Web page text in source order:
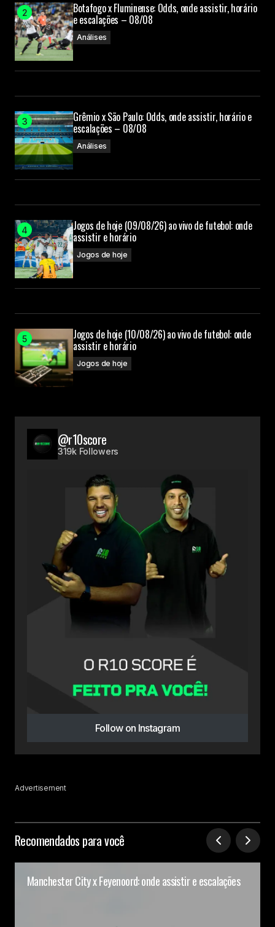
Botafogo x Fluminense: Odds, onde assistir, horário
e escalações – 08/08
Análises
Grêmio x São Paulo: Odds, onde assistir, horário e
escalações – 08/08
Análises
Jogos de hoje (09/08/26) ao vivo de futebol: onde
assistir e horário
Jogos de hoje
Jogos de hoje (10/08/26) ao vivo de futebol: onde
assistir e horário
Jogos de hoje
@r10score
319k Followers
Follow on Instagram
Advertisement
Recomendados para você
Manchester City x Feyenoord: onde assistir e escalações